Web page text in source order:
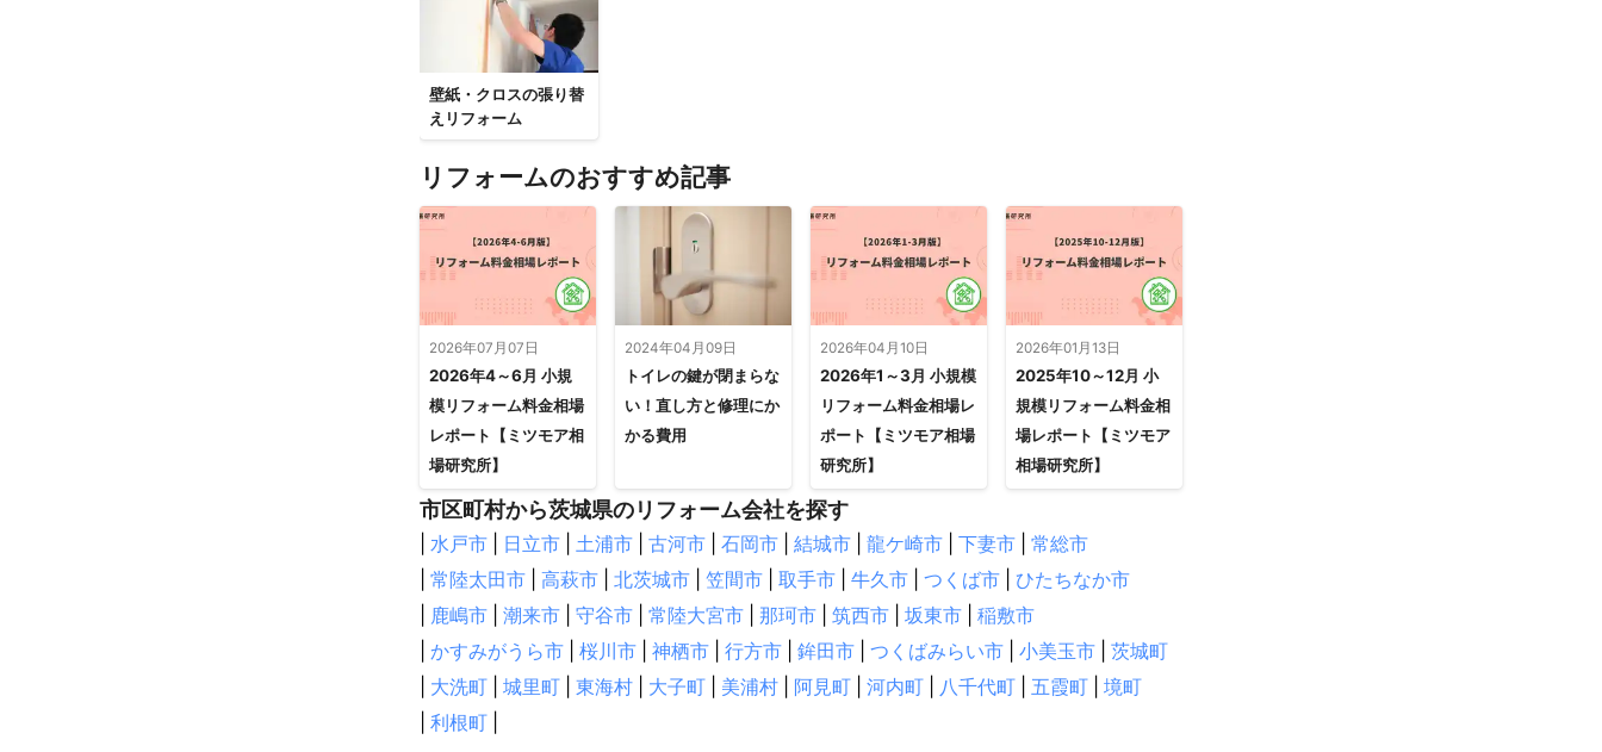
壁紙・クロスの張り替
えリフォーム
リフォームのおすすめ記事
2026年07月07日
2026年4～6月 小規
模リフォーム料金相場
レポート【ミツモア相
場研究所】
2024年04月09日
トイレの鍵が閉まらな
い！直し方と修理にか
かる費用
2026年04月10日
2026年1～3月 小規模
リフォーム料金相場レ
ポート【ミツモア相場
研究所】
2026年01月13日
2025年10～12月 小
規模リフォーム料金相
場レポート【ミツモア
相場研究所】
市区町村から茨城県のリフォーム会社を探す
水戸市 日立市 土浦市 古河市 石岡市 結城市 龍ケ崎市 下妻市
常総市
常陸太田市 高萩市 北茨城市 笠間市 取手市 牛久市 つくば市
ひたちなか市
鹿嶋市 潮来市 守谷市 常陸大宮市 那珂市 筑西市 坂東市
稲敷市
かすみがうら市 桜川市 神栖市 行方市 鉾田市 つくばみらい市 小美玉市
茨城町
大洗町 城里町 東海村 大子町 美浦村 阿見町 河内町 八千代町 五霞町
境町
利根町